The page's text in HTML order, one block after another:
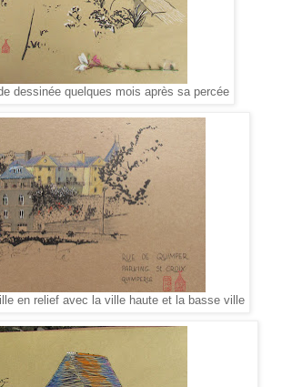
dessinée quelques mois après sa percée
en relief avec la ville haute et la basse ville